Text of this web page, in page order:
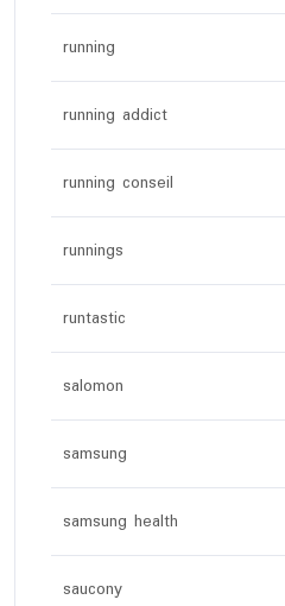
running
running addict
running conseil
runnings
runtastic
salomon
samsung
samsung health
saucony